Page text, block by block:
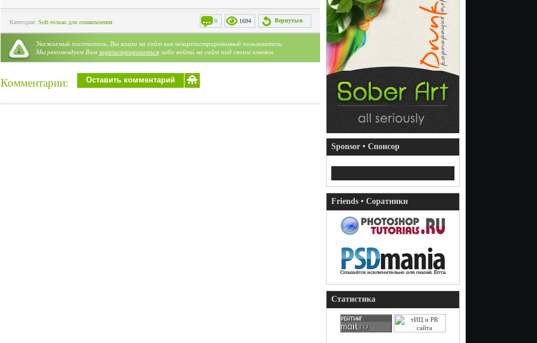
Вернуться
1694
0
Категория: Soft-только для ознакомления
Уважаемый посетитель, Вы зашли на сайт как незарегистрированный пользователь.
Мы рекомендуем Вам зарегистрироватьсялибо войти на сайт под своим именем.
Комментарии: Оставить комментарий
Sponsor • Спонсор
Friends • Соратники
Статистика